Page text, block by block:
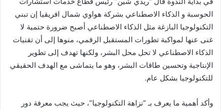
الحوسبة و الذكاء الاصطناعي بشركة هواوي شمال افريقيا إن تبني
التكنولوجيا البازغة مثل الذكاء الاصطناعي أصبح ضرورة حتمية لا
غنى عنها لمواكبة تطورات المستقبل الرقمي، منوها إلى أن تقنيات
الذكاء الاصطناعي لا تحل محل البشر، ولكنها تهدف إلى تطوير
الإنتاجية وتحسين طاقات البشر، وهو ما يتماشى مع الهدف الحقيقي
للتكنولوجيا بشكل عام.
وأكد أهمية ما يعرف بـ “نزاهة التكنولوجيا”، حيث يجب معرفة دور